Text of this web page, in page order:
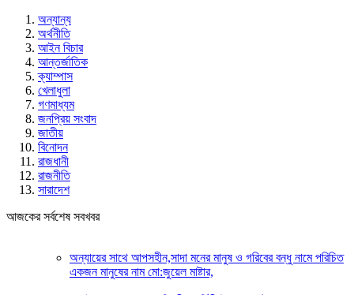
অন্যান্য
অর্থনীতি
আইন বিচার
আন্তর্জাতিক
ক্যাম্পাস
খেলাধুলা
গণমাধ্যম
জনপ্রিয় সংবাদ
জাতীয়
বিনোদন
রাজধানী
রাজনীতি
সারাদেশ
আজকের সর্বশেষ সবখবর
অন্যায়ের সাথে আপসহীন,সাদা মনের মানুষ ও গরিবের বন্ধু নামে পরিচিত
একজন মানুষের নাম মো:জুয়েল মাষ্টার,